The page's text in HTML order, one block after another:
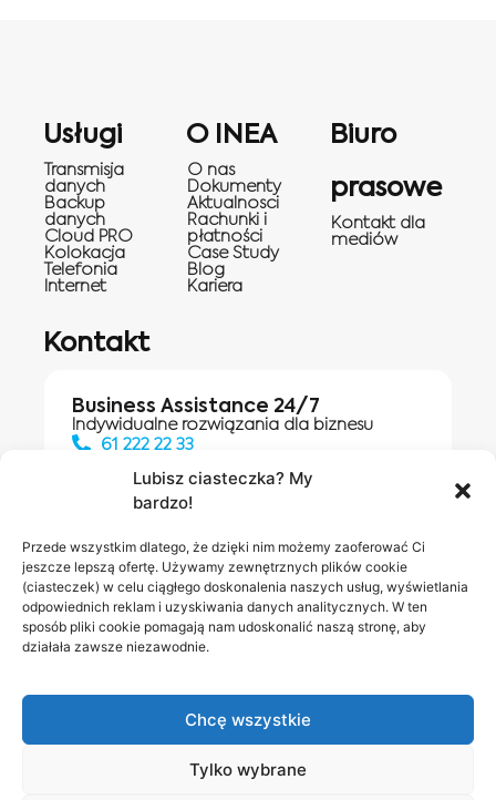
Lubisz ciasteczka? My
bardzo!
Przede wszystkim dlatego, że dzięki nim możemy zaoferować Ci
jeszcze lepszą ofertę. Używamy zewnętrznych plików cookie
(ciasteczek) w celu ciągłego doskonalenia naszych usług, wyświetlania
odpowiednich reklam i uzyskiwania danych analitycznych. W ten
sposób pliki cookie pomagają nam udoskonalić naszą stronę, aby
działała zawsze niezawodnie.
Chcę wszystkie
Tylko wybrane
Usługi
Transmisja
danych
Backup
danych
Cloud PRO
Kolokacja
Telefonia
Internet
O INEA
O nas
Dokumenty
Aktualnosci
Rachunki i
płatności
Case Study
Blog
Kariera
Biuro
prasowe
Kontakt dla
mediów
Kontakt
Business Assistance 24/7
Indywidualne rozwiązania dla biznesu
61 222 22 33
Salony INEA
Napisz do